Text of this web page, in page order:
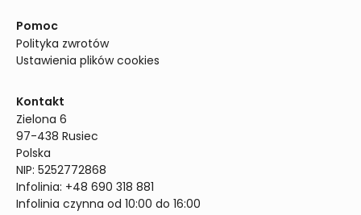
Pomoc
Polityka zwrotów
Ustawienia plików cookies
Kontakt
Zielona 6
97-438 Rusiec
Polska
NIP: 5252772868
Infolinia: +48 690 318 881
Infolinia czynna od 10:00 do 16:00